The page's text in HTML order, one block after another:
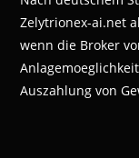
Zelytrionex-ai.net
wenn die Broker
Auszahlung von